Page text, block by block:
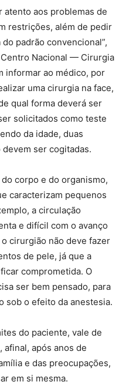
atento aos problemas de
restrições, além de pedir
padrão convencional”,
Nacional — Cirurgia
informar ao médico, por
uma cirurgia na face,
qual forma deverá ser
solicitados como teste
da idade, duas
ser cogitadas.
corpo e do organismo,
caracterizam pequenos
a circulação
e difícil com o avanço
cirurgião não deve fazer
de pele, já que a
comprometida. O
ser bem pensado, para
sob o efeito da anestesia.
do paciente, vale de
após anos de
e das preocupações,
em si mesma.